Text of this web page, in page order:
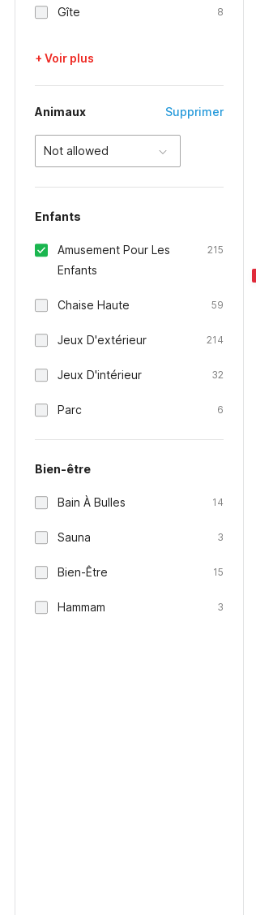
Gîte 8
+ Voir plus
Animaux Supprimer
Not allowed
Enfants
Amusement Pour Les
Enfants
215
Chaise Haute 59
Jeux D'extérieur 214
Jeux D'intérieur 32
Parc 6
Bien-être
Bain À Bulles 14
Sauna 3
Bien-Être 15
Hammam 3